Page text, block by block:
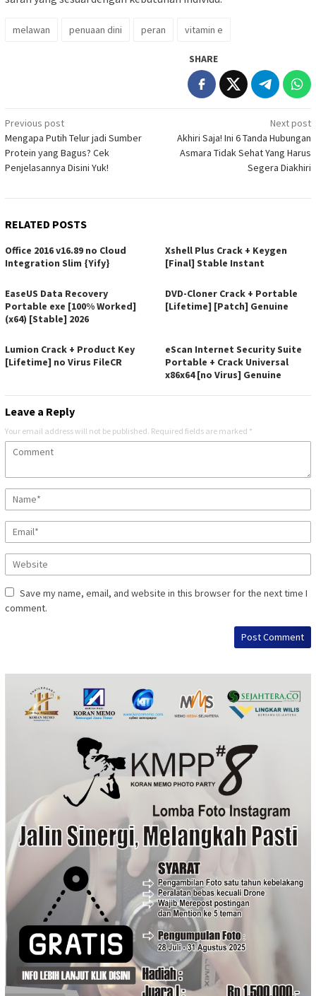
melawan penuaan dini peran vitamin e
SHARE
Post
navigation
Previous post
Mengapa Putih Telur jadi Sumber
Protein yang Bagus? Cek
Penjelasannya Disini Yuk!
Next post
Akhiri Saja! Ini 6 Tanda Hubungan
Asmara Tidak Sehat Yang Harus
Segera Diakhiri
RELATED POSTS
Office 2016 v16.89 no Cloud
Integration Slim {Yify}
Xshell Plus Crack + Keygen
[Final] Stable Instant
EaseUS Data Recovery
Portable exe [100% Worked]
(x64) [Stable] 2026
DVD-Cloner Crack + Portable
[Lifetime] [Patch] Genuine
Lumion Crack + Product Key
[Lifetime] no Virus FileCR
eScan Internet Security Suite
Portable + Crack Universal
x86x64 [no Virus] Genuine
Leave a Reply
Your email address will not be published. Required fields are marked *
Save my name, email, and website in this browser for the next time I
comment.